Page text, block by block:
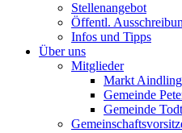
Stellenangebot
Öffentl.
Infos und Tipps
Über uns
Mitglieder
Markt Aindling
Gemeinde
Gemeinde